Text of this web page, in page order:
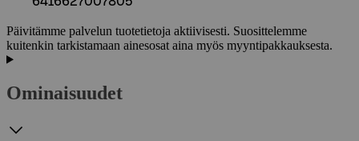
Päivitämme palvelun tuotetietoja aktiivisesti. Suosittelemme
kuitenkin tarkistamaan ainesosat aina myös myyntipakkauksesta.
Ominaisuudet